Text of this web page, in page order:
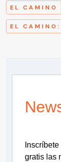
EL CAMINO
EL
gratis las